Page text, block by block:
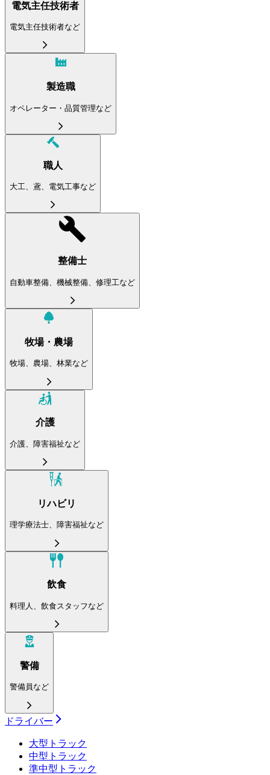
電気主任技術者
電気主任技術者など
製造職
オペレーター・品質管理など
職人
大工、鳶、電気工事など
整備士
自動車整備、機械整備、修理工など
牧場・農場
牧場、農場、林業など
介護
介護、障害福祉など
リハビリ
理学療法士、障害福祉など
飲食
料理人、飲食スタッフなど
警備
警備員など
ドライバー
大型トラック
中型トラック
準中型トラック